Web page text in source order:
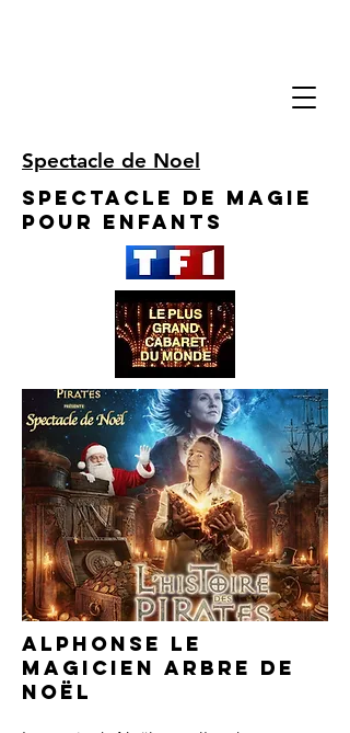
Spectacle de Noel
Spectacle de Magie
pour enfants
Alphonse le
magicien arbre de
noël